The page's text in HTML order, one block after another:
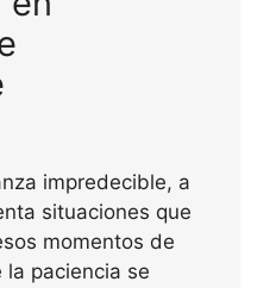
impredecible, a
situaciones que
momentos de
paciencia se